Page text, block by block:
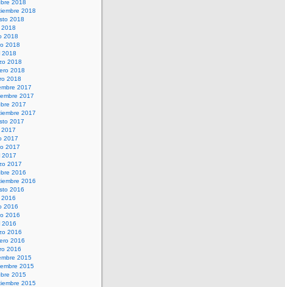
2018
2018
2018
2018
2018
2018
2018
2018
2018
2018
2017
2017
2017
2017
2017
2017
2017
2017
2017
2017
2016
2016
2016
2016
2016
2016
2016
2016
2016
2016
2015
2015
2015
2015